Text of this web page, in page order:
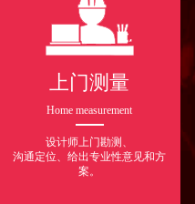
上门测量
Home measurement
设计师上门勘测、
沟通定位、给出专业性意见和方
案。